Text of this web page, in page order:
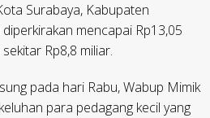
Surabaya, Kabupaten
mencapai Rp13,05
Rp8,8 miliar.
pada hari Rabu, Wabup Mimik
para pedagang kecil yang